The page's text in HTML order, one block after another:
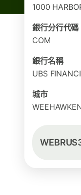
1000
銀行分行代碼
COM
銀行名稱
UBS
城市